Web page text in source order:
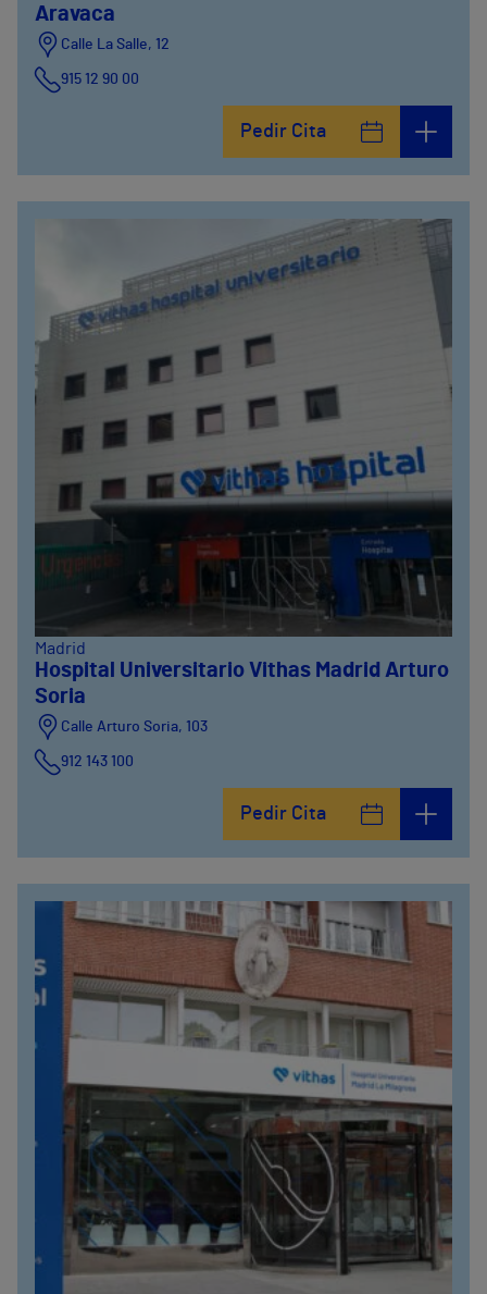
Aravaca
Calle La Salle, 12
915 12 90 00
Pedir Cita
Madrid
Hospital Universitario Vithas Madrid Arturo
Soria
Calle Arturo Soria, 103
912 143 100
912 143 100
Pedir Cita